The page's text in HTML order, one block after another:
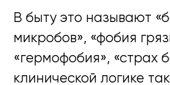
В быту это называют
микробов», «фобия
«гермофобия», «страх
клинической логике